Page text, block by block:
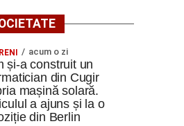
acum o zi
și-a construit un
din Cugir
mașină solară.
a ajuns și la o
din Berlin